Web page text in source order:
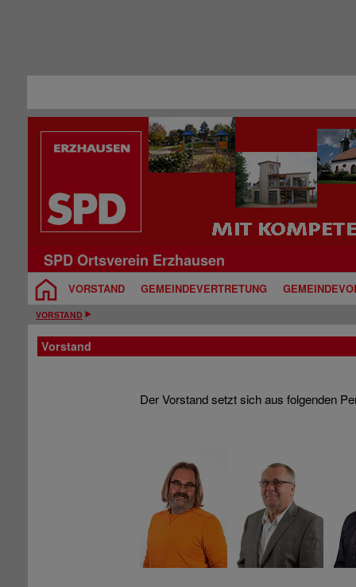
SPD Ortsverein Erzhausen
VORSTAND GEMEINDEVERTRETUNG
VORSTAND
Vorstand
Der Vorstand setzt sich aus folgenden